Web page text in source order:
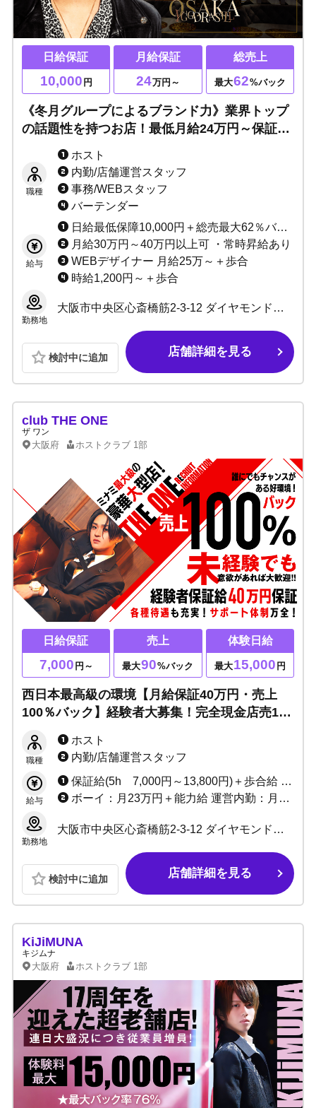
日給保証
10,000 円
月給保証
24万円～
総売上
最大62%バック
《冬月グループによるブランド力》業界トップ
の話題性を持つお店！最低月給24万円～保証◎
高級マンション寮完備◎賞金多数あり◎最高の
スタッフと最高の給料体制で歓迎！
職種
ホスト
内勤/店舗運営スタッフ
事務/WEBスタッフ
バーテンダー
給与
日給最低保障10,000円＋総売最大62％バック ★各種賞金あり ★各種手当あり
月給30万円～40万円以上可 ・常時昇給あり
WEBデザイナー 月給25万～＋歩合
時給1,200円～＋歩合
勤務地
大阪市中央区心斎橋筋2-3-12 ダイヤモンドビル1F
検討中に追加 店舗詳細を見る
club THE ONE
ザ ワン
大阪府 ホストクラブ 1部
日給保証
7,000 円～
売上
最大90%バック
体験日給
最大15,000 円
西日本最高級の環境【月給保証40万円・売上
100％バック】経験者大募集！完全現金店売1億
ポート体制万全・未経験でも意欲があれば大歓
迎！！
職種
ホスト
内勤/店舗運営スタッフ
給与
保証給(5h 7,000円～13,800円)＋歩合給 ※バック率60～90%!! +功労金+賞金多数 （新人さんがとりやすい賞金たくさん用意しています）
ボーイ：月23万円＋能力給 運営内勤：月25万＋能力給＋賞金
勤務地
大阪市中央区心斎橋筋2-3-12 ダイヤモンドビル5F
検討中に追加 店舗詳細を見る
KiJiMUNA
キジムナ
大阪府 ホストクラブ 1部